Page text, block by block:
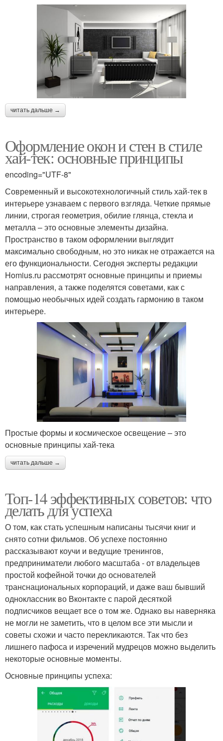
читать дальше →
Оформление окон и стен в стиле
хай-тек: основные принципы
encoding="UTF-8"
Современный и высокотехнологичный стиль хай-тек в
интерьере узнаваем с первого взгляда. Четкие прямые
линии, строгая геометрия, обилие глянца, стекла и
металла – это основные элементы дизайна.
Пространство в таком оформлении выглядит
максимально свободным, но это никак не отражается на
его функциональности. Сегодня эксперты редакции
Homius.ru рассмотрят основные принципы и приемы
направления, а также поделятся советами, как с
помощью необычных идей создать гармонию в таком
интерьере.
Простые формы и космическое освещение – это
основные принципы хай-тека
читать дальше →
Топ-14 эффективных советов: что
делать для успеха
О том, как стать успешным написаны тысячи книг и
снято сотни фильмов. Об успехе постоянно
рассказывают коучи и ведущие тренингов,
предприниматели любого масштаба - от владельцев
простой кофейной точки до основателей
транснациональных корпораций, и даже ваш бывший
одноклассник во Вконтакте с парой десяткой
подписчиков вещает все о том же. Однако вы наверняка
не могли не заметить, что в целом все эти мысли и
советы схожи и часто перекликаются. Так что без
лишнего пафоса и изречений мудрецов можно выделить
некоторые основные моменты.
Основные принципы успеха: